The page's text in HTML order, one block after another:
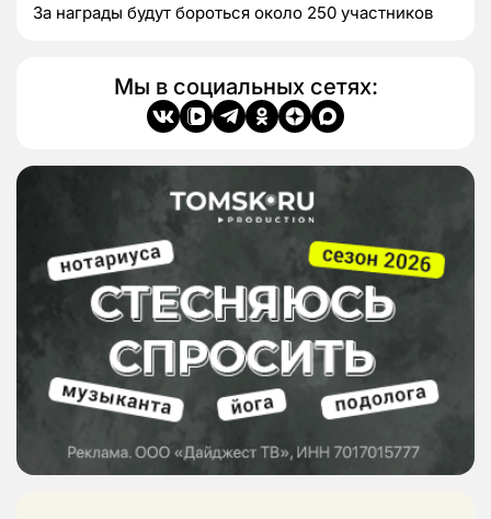
За награды будут бороться около 250 участников
Мы в социальных сетях: